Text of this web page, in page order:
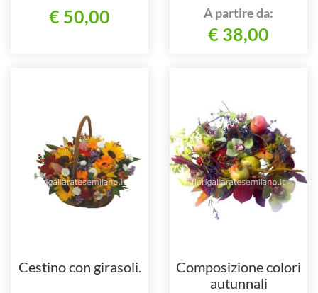
€ 50,00 A partire da:
€ 38,00
Cestino con girasoli.
Composizione colori
autunnali